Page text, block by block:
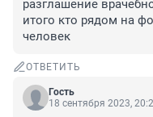
разглашение
итого кто рядом на
человек
ОТВЕТИТЬ
Гость
18 сентября 2023,